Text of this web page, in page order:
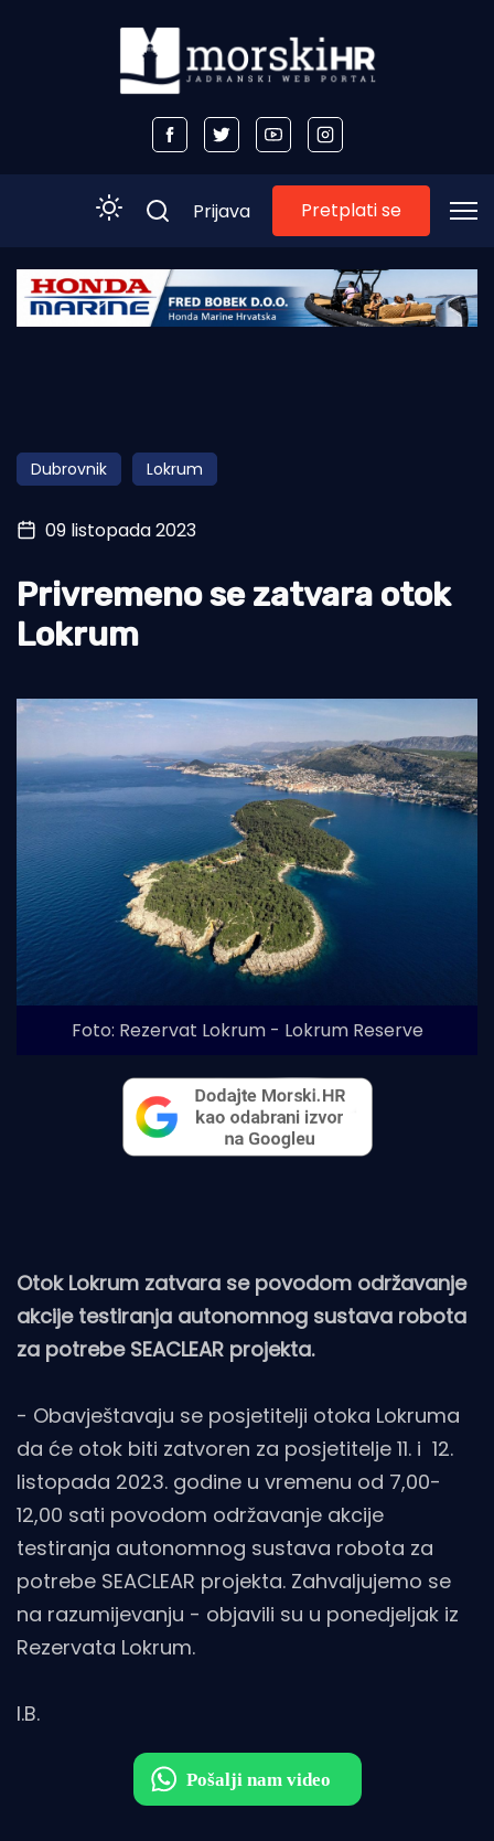
Početna
Obala
Otoci
Turizam i nautika
Pomorstvo
Ribolov
Tradicija i kultura
Prijava Pretplati se
Dubrovnik Lokrum
09 listopada 2023
Privremeno se zatvara otok
Lokrum
Foto: Rezervat Lokrum - Lokrum Reserve
Otok Lokrum zatvara se povodom održavanje
akcije testiranja autonomnog sustava robota
za potrebe SEACLEAR projekta.
- Obavještavaju se posjetitelji otoka Lokruma
da će otok biti zatvoren za posjetitelje 11. i 12.
listopada 2023. godine u vremenu od 7,00-
12,00 sati povodom održavanje akcije
testiranja autonomnog sustava robota za
potrebe SEACLEAR projekta. Zahvaljujemo se
na razumijevanju - objavili su u ponedjeljak iz
Rezervata Lokrum.
I.B.